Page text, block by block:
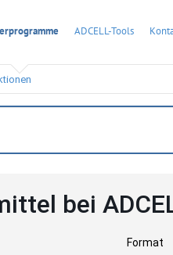
ADCELL-Tools
bei
Format